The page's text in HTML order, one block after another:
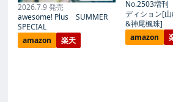
2026.7.9 発売
awesome! Plus SUMMER
SPECIAL
amazon
楽天
No.2503増
ディション[
&神尾楓珠]
amazon